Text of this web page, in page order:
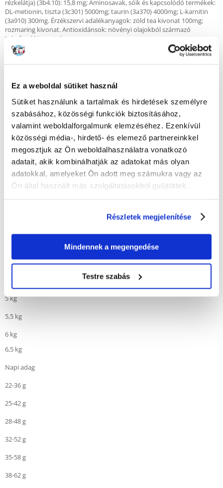
Ez a weboldal sütiket használ
Sütiket használunk a tartalmak és hirdetések személyre
szabásához, közösségi funkciók biztosításához,
valamint weboldalforgalmunk elemzéséhez. Ezenkívül
közösségi média-, hirdető- és elemező partnereinkkel
megosztjuk az Ön weboldalhasználatra vonatkozó
adatait, akik kombinálhatják az adatokat más olyan
adatokkal, amelyeket Ön adott meg számukra vagy az
Ön által használt más szolgáltatásokból gyűjtöttek.
Részletek megjelenítése
Mindennek a megengedése
Testre szabás
rézkelátja) (3b4.10): 15,8 mg; Aminosavak, sóik és kapcsolódó termékek:
DL-metionin, tiszta (3c301) 5000mg; taurin (3a370) 4000mg; L-karnitin
(3a910) 300mg. Érzékszervi adalékanyagok: zöld tea kivonat 100mg;
rozmaring kivonat. Antioxidánsok: növényi olajokból származó
tokoferol kivonatok.
Nyersfehérje 44,00%; nyerszsír 20,00%; nyersrost 1,80%; nedvesség
0,08%; Omega-6 3,30%; Omega-3 0,90%; DHA 0,50%; EPA 0,30%.
Táplálási ajánlások:
Súly
2 kg
4 kg
5 kg
5,5 kg
6 kg
6,5 kg
Napi adag
22-36 g
25-42 g
28-48 g
32-52 g
35-58 g
38-62 g